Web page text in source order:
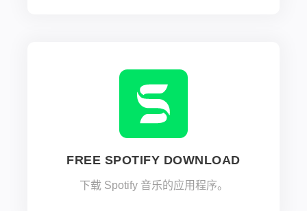
FREE SPOTIFY DOWNLOAD
下载 Spotify 音乐的应用程序。